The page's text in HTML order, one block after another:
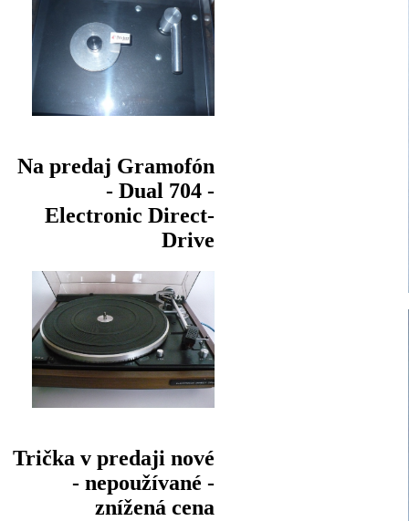
Na predaj Gramofón
- Dual 704 -
Electronic Direct-
Drive
Trička v predaji nové
- nepoužívané -
znížená cena